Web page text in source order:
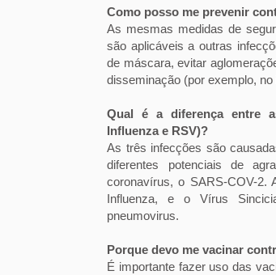
Como posso me prevenir
As mesmas medidas de
são aplicáveis a outras
de máscara, evitar
disseminação (por exemplo,
Qual é a diferença entre
Influenza e RSV)?
As três infecções são
diferentes potenciais de
coronavírus, o SARS-COV-2.
Influenza, e o Vírus
pneumovirus.
Porque devo me vacinar
É importante fazer uso das